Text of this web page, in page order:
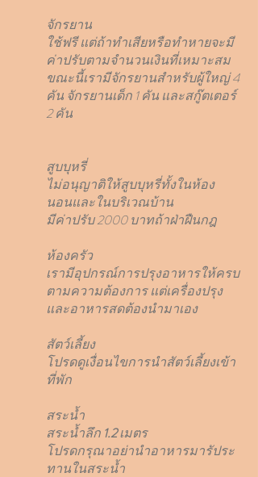
จักรยาน
ใช้ฟรี แต่ถ้าทำเสียหรือทำหายจะมี
ค่าปรับตามจำนวนเงินที่เหมาะสม
ขณะนี้เรามีจักรยานสำหรับผู้ใหญ่ 4
คัน จักรยานเด็ก 1 คัน และสกู๊ตเตอร์
2 คัน
สูบบุหรี่
ไม่อนุญาติให้สูบบุหรี่ทั้งในห้อง
นอนและในบริเวณบ้าน
มีค่าปรับ 2000 บาทถ้าฝ่าฝืนกฎ
ห้องครัว
เรามีอุปกรณ์การปรุงอาหารให้ครบ
ตามความต้องการ แต่เครื่องปรุง
และอาหารสดต้องนำมาเอง
สัตว์เลี้ยง
โปรดดูเงื่อนไขการนำสัตว์เลี้ยงเข้า
ที่พัก
สระน้ำ
สระน้ำลึก 1.2เมตร
โปรดกรุณาอย่านำอาหารมารัประ
ทานในสระน้ำ